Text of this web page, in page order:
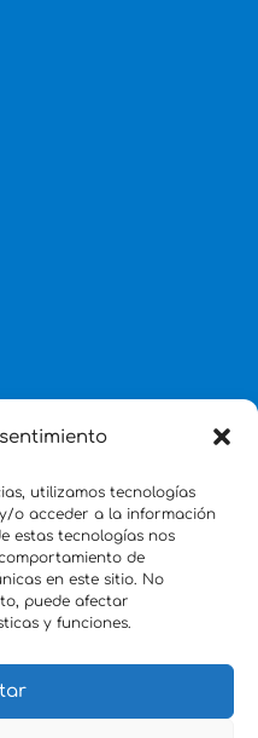
utilizamos tecnologías
o acceder a la información
estas tecnologías nos
de
en este sitio. No
puede afectar
y funciones.
2025